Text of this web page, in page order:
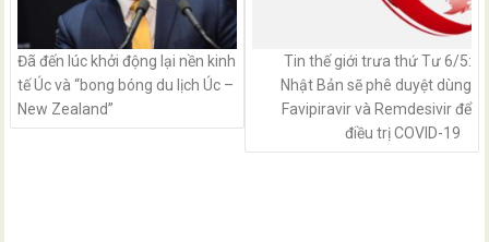
Đã đến lúc khởi động lại nền kinh
tế Úc và “bong bóng du lịch Úc –
New Zealand”
Tin thế giới trưa thứ Tư 6/5:
Nhật Bản sẽ phê duyệt dùng
Favipiravir và Remdesivir để
điều trị COVID-19